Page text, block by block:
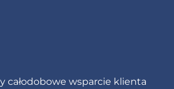
całodobowe wsparcie klienta